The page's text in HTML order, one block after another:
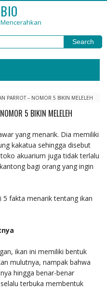
Search
PARROT – NOMOR 5 BIKIN MELELEH
5 BIKIN MELELEH
yang menarik. Dia memiliki
kakatua sehingga disebut
akuarium juga tidak terlalu
bagi orang yang ingin
5 fakta menarik tentang ikan
ikan ini memiliki bentuk
mulutnya, nampak bahwa
hingga benar-benar
terbuka membentuk